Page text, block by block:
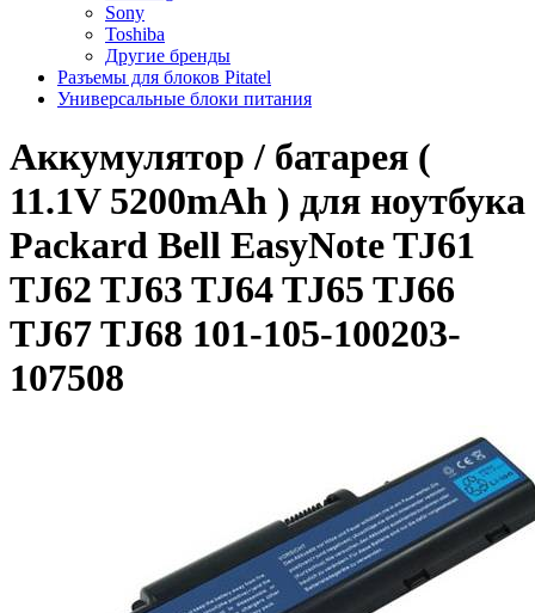
Sony
Toshiba
Другие бренды
Разъемы для блоков Pitatel
Универсальные блоки питания
Аккумулятор / батарея (
11.1V 5200mAh ) для ноутбука
Packard Bell EasyNote TJ61
TJ62 TJ63 TJ64 TJ65 TJ66
TJ67 TJ68 101-105-100203-
107508